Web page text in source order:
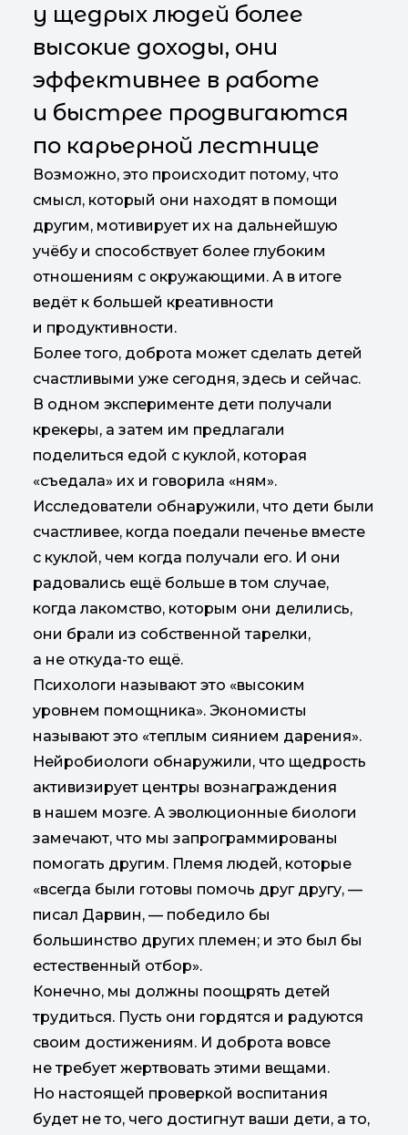
у щедрых людей более
высокие доходы, они
эффективнее в работе
и быстрее продвигаются
по карьерной лестнице
Возможно, это происходит потому, что
смысл, который они находят в помощи
другим, мотивирует их на дальнейшую
учёбу и способствует более глубоким
отношениям с окружающими. А в итоге
ведёт к большей креативности
и продуктивности.
Более того, доброта может сделать детей
счастливыми уже сегодня, здесь и сейчас.
В одном эксперименте дети получали
крекеры, а затем им предлагали
поделиться едой с куклой, которая
«съедала» их и говорила «ням».
Исследователи обнаружили, что дети были
счастливее, когда поедали печенье вместе
с куклой, чем когда получали его. И они
радовались ещё больше в том случае,
когда лакомство, которым они делились,
они брали из собственной тарелки,
а не откуда-то ещё.
Психологи называют это «высоким
уровнем помощника». Экономисты
называют это «теплым сиянием дарения».
Нейробиологи обнаружили, что щедрость
активизирует центры вознаграждения
в нашем мозге. А эволюционные биологи
замечают, что мы запрограммированы
помогать другим. Племя людей, которые
«всегда были готовы помочь друг другу, —
писал Дарвин, — победило бы
большинство других племен; и это был бы
естественный отбор».
Конечно, мы должны поощрять детей
трудиться. Пусть они гордятся и радуются
своим достижениям. И доброта вовсе
не требует жертвовать этими вещами.
Но настоящей проверкой воспитания
будет не то, чего достигнут ваши дети, а то,